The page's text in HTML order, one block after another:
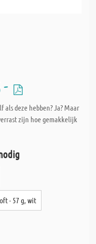
-
deze hebben? Ja? Maar
zijn hoe gemakkelijk
- 57 g, wit